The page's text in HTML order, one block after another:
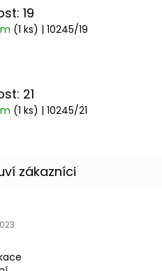
19
(1 ks) | 10245/19
21
(1 ks) | 10245/21
obchodu je 5 z 5 hvězdiček.